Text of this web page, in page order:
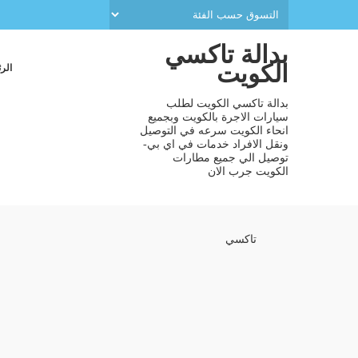
بدالة تاكسي
الكويت
بدالة تاكسي الكويت لطلب
سيارات الاجرة بالكويت وبجميع
انحاء الكويت سرعه في التوصيل
ونقل الافراد خدمات في اي بي-
توصيل الي جميع مطارات
الكويت جرب الان
تاكسي